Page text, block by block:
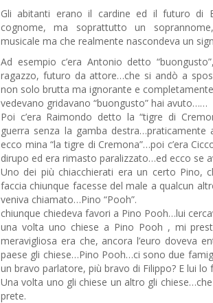
Gli abitanti erano il cardine ed il futuro di
cognome, ma soprattutto un
musicale ma che realmente nascondeva un
Ad esempio c’era Antonio detto
ragazzo, futuro da attore…che si andò a
non solo brutta ma ignorante e
vedevano gridavano “buongusto” hai avuto……
Poi c’era Raimondo detto la “tigre di
guerra senza la gamba
ecco mina “la tigre di Cremona”…poi c’era
dirupo ed era rimasto paralizzato…ed ecco se
Uno dei più chiacchierati era un certo Pino,
faccia chiunque facesse del male a qualcun
veniva chiamato…Pino “Pooh”.
chiunque chiedeva favori a Pino Pooh…lui
una volta uno chiese a Pino Pooh , mi
meravigliosa era che, ancora l’euro doveva
paese gli chiese…Pino Pooh…ci sono due
un bravo parlatore, più bravo di Filippo? E lui lo
Una volta uno gli chiese un altro gli
prete.